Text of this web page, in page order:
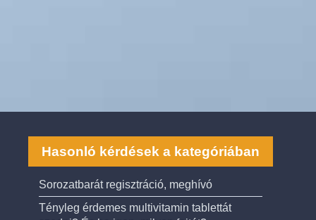
Hasonló kérdések a kategóriában
Sorozatbarát regisztráció, meghívó
Tényleg érdemes multivitamin tablettát